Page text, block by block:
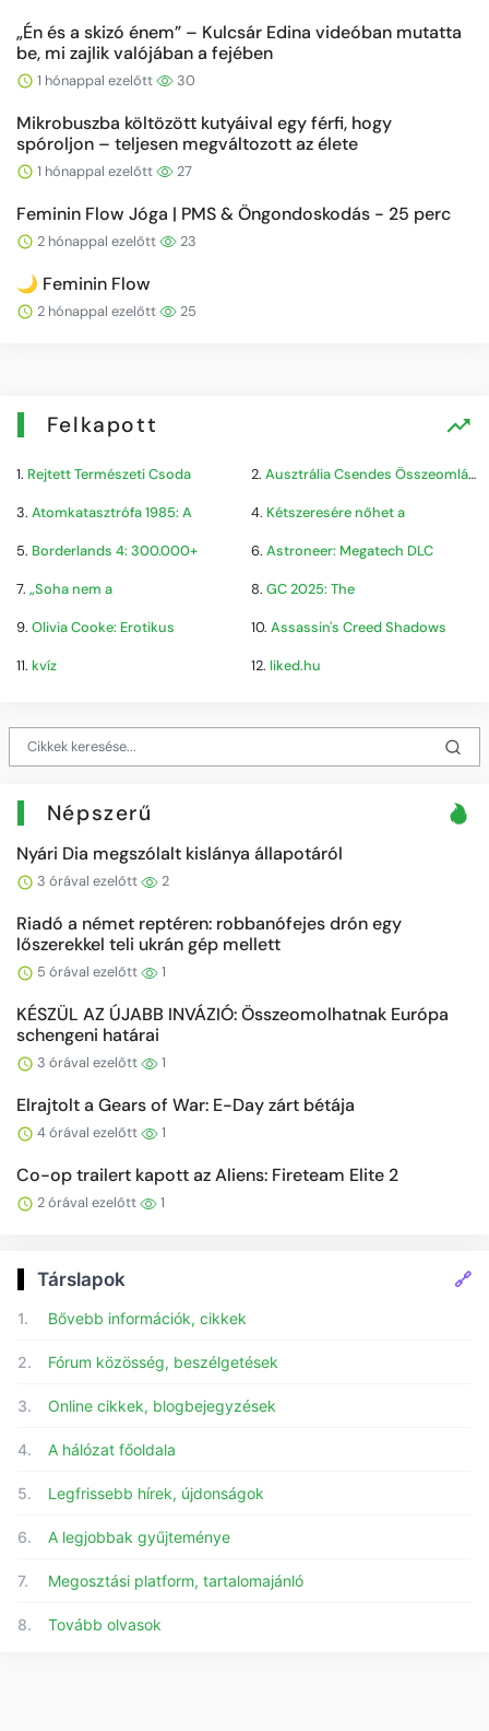
„Én és a skizó énem” – Kulcsár Edina videóban mutatta
be, mi zajlik valójában a fejében
1 hónappal ezelőtt 30
Mikrobuszba költözött kutyáival egy férfi, hogy
spóroljon – teljesen megváltozott az élete
1 hónappal ezelőtt 27
Feminin Flow Jóga | PMS & Öngondoskodás - 25 perc
2 hónappal ezelőtt 23
🌙 Feminin Flow
2 hónappal ezelőtt 25
Felkapott
1. Rejtett Természeti Csoda 2. Ausztrália Csendes Összeomlása
3. Atomkatasztrófa 1985: A 4. Kétszeresére nőhet a
5. Borderlands 4: 300.000+ 6. Astroneer: Megatech DLC
7. „Soha nem a 8. GC 2025: The
9. Olivia Cooke: Erotikus 10. Assassin's Creed Shadows
11. kvíz 12. liked.hu
Népszerű
Nyári Dia megszólalt kislánya állapotáról
3 órával ezelőtt 2
Riadó a német reptéren: robbanófejes drón egy
lőszerekkel teli ukrán gép mellett
5 órával ezelőtt 1
KÉSZÜL AZ ÚJABB INVÁZIÓ: Összeomolhatnak Európa
schengeni határai
3 órával ezelőtt 1
Elrajtolt a Gears of War: E-Day zárt bétája
4 órával ezelőtt 1
Co-op trailert kapott az Aliens: Fireteam Elite 2
2 órával ezelőtt 1
Társlapok 🔗
1. Bővebb információk, cikkek
2. Fórum közösség, beszélgetések
3. Online cikkek, blogbejegyzések
4. A hálózat főoldala
5. Legfrissebb hírek, újdonságok
6. A legjobbak gyűjteménye
7. Megosztási platform, tartalomajánló
8. Tovább olvasok